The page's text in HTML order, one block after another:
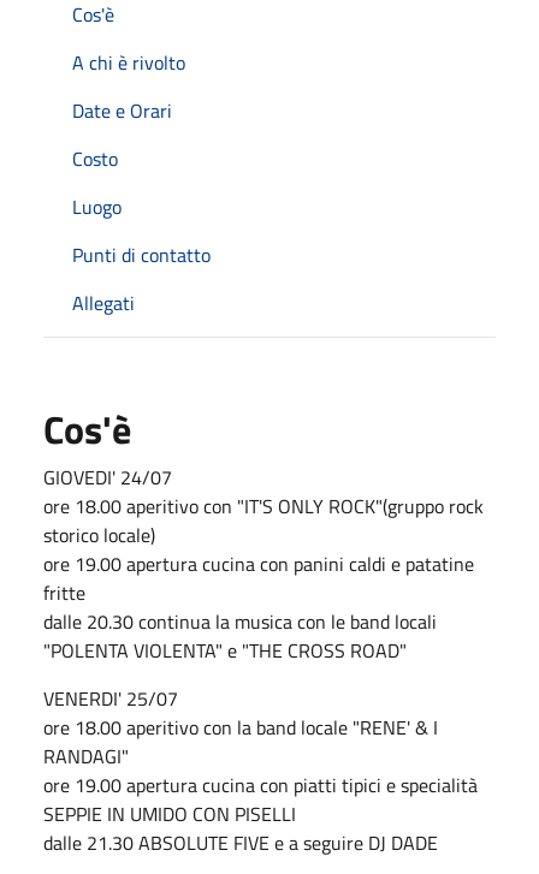
Cos'è
A chi è rivolto
Date e Orari
Costo
Luogo
Punti di contatto
Allegati
Cos'è
GIOVEDI' 24/07
ore 18.00 aperitivo con "IT'S ONLY ROCK"(gruppo rock
storico locale)
ore 19.00 apertura cucina con panini caldi e patatine
fritte
dalle 20.30 continua la musica con le band locali
"POLENTA VIOLENTA" e "THE CROSS ROAD"
VENERDI' 25/07
ore 18.00 aperitivo con la band locale "RENE' & I
RANDAGI"
ore 19.00 apertura cucina con piatti tipici e specialità
SEPPIE IN UMIDO CON PISELLI
dalle 21.30 ABSOLUTE FIVE e a seguire DJ DADE